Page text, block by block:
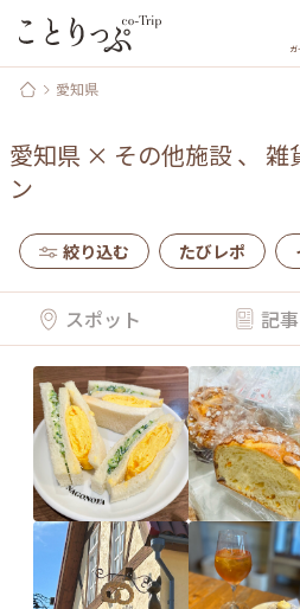
愛知県
愛知県 × その他施設、 雑
ン
絞り込む たびレポ
スポット 記事